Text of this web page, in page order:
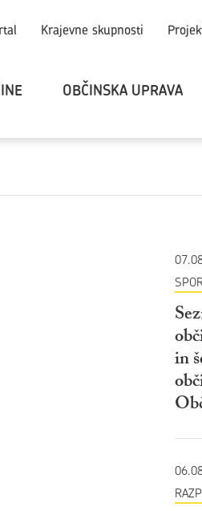
Krajevne skupnosti
OBČINSKA UPRAVA
in